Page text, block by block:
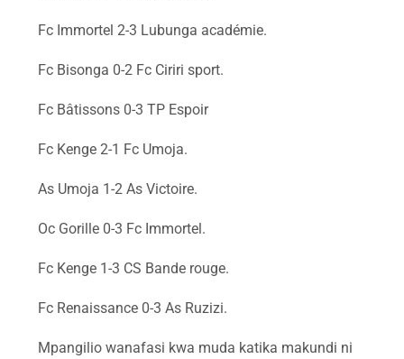
Fc Immortel 2-3 Lubunga académie.
Fc Bisonga 0-2 Fc Ciriri sport.
Fc Bâtissons 0-3 TP Espoir
Fc Kenge 2-1 Fc Umoja.
As Umoja 1-2 As Victoire.
Oc Gorille 0-3 Fc Immortel.
Fc Kenge 1-3 CS Bande rouge.
Fc Renaissance 0-3 As Ruzizi.
Mpangilio wanafasi kwa muda katika makundi ni